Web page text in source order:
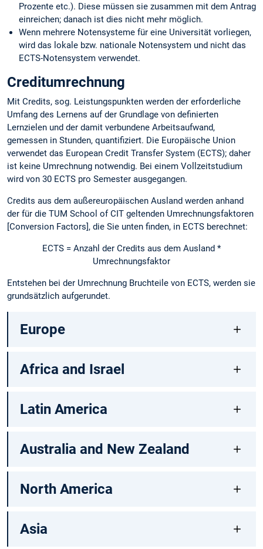
Prozente etc.). Diese müssen sie zusammen mit dem Antrag
einreichen; danach ist dies nicht mehr möglich.
Wenn mehrere Notensysteme für eine Universität vorliegen,
wird das lokale bzw. nationale Notensystem und nicht das
ECTS-Notensystem verwendet.
Creditumrechnung
Mit Credits, sog. Leistungspunkten werden der erforderliche
Umfang des Lernens auf der Grundlage von definierten
Lernzielen und der damit verbundene Arbeitsaufwand,
gemessen in Stunden, quantifiziert. Die Europäische Union
verwendet das European Credit Transfer System (ECTS); daher
ist keine Umrechnung notwendig. Bei einem Vollzeitstudium
wird von 30 ECTS pro Semester ausgegangen.
Credits aus dem außereuropäischen Ausland werden anhand
der für die TUM School of CIT geltenden Umrechnungsfaktoren
[Conversion Factors], die Sie unten finden, in ECTS berechnet:
ECTS = Anzahl der Credits aus dem Ausland *
Umrechnungsfaktor
Entstehen bei der Umrechnung Bruchteile von ECTS, werden sie
grundsätzlich aufgerundet.
Europe
Africa and Israel
Latin America
Australia and New Zealand
North America
Asia